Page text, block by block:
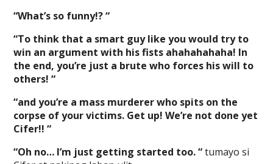
“What’s so funny!? “
“To think that a smart guy like you would try to
win an argument with his fists ahahahahaha! In
the end, you’re just a brute who forces his will to
others! “
“and you’re a mass murderer who spits on the
corpse of your victims. Get up! We’re not done yet
Cifer!! “
“Oh no… I’m just getting started too. “tumayo si